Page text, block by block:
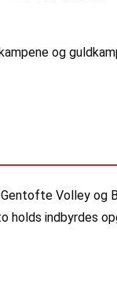
og
Volley og
holds indbyrdes